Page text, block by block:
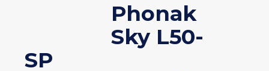
Phonak
Sky L50-
SP